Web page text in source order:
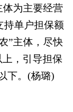
体为主要经营
持单户担保额
”主体，尽快
，引导担保
下。(杨璐)